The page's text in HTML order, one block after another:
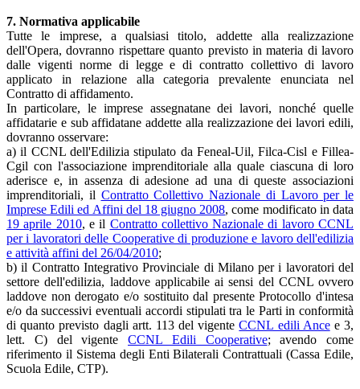
7. Normativa applicabile
Tutte le imprese, a qualsiasi titolo, addette alla realizzazione
dell'Opera, dovranno rispettare quanto previsto in materia di lavoro
dalle vigenti norme di legge e di contratto collettivo di lavoro
applicato in relazione alla categoria prevalente enunciata nel
Contratto di affidamento.
In particolare, le imprese assegnatane dei lavori, nonché quelle
affidatarie e sub affidatane addette alla realizzazione dei lavori edili,
dovranno osservare:
a) il CCNL dell'Edilizia stipulato da Feneal-Uil, Filca-Cisl e Fillea-
Cgil con l'associazione imprenditoriale alla quale ciascuna di loro
aderisce e, in assenza di adesione ad una di queste associazioni
imprenditoriali, il Contratto Collettivo Nazionale di Lavoro per le
Imprese Edili ed Affini del 18 giugno 2008, come modificato in data
19 aprile 2010, e il Contratto collettivo Nazionale di lavoro CCNL
per i lavoratori delle Cooperative di produzione e lavoro dell'edilizia
e attività affini del 26/04/2010;
b) il Contratto Integrativo Provinciale di Milano per i lavoratori del
settore dell'edilizia, laddove applicabile ai sensi del CCNL ovvero
laddove non derogato e/o sostituito dal presente Protocollo d'intesa
e/o da successivi eventuali accordi stipulati tra le Parti in conformità
di quanto previsto dagli artt. 113 del vigenteCCNL edili Ancee 3,
lett. C) del vigente CCNL Edili Cooperative; avendo come
riferimento il Sistema degli Enti Bilaterali Contrattuali (Cassa Edile,
Scuola Edile, CTP).